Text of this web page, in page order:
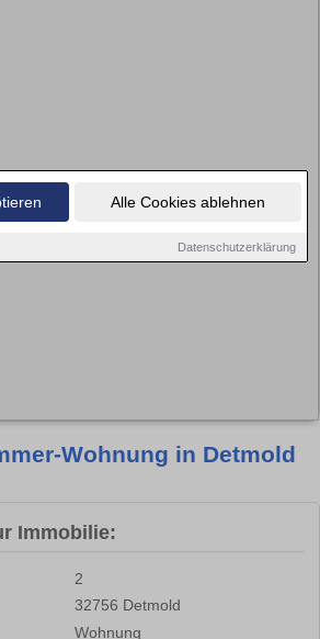
Alle Cookies ablehnen
Datenschutzerklärung
Wohnung in Detmold
Immobilie:
2
32756 Detmold
Wohnung